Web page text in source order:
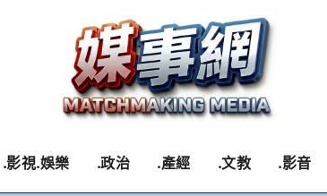
.影視.娛樂 .政治 .產經 .文教 .影音